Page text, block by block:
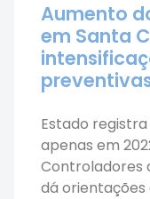
Aumento
em Santa
Estado
apenas em
Controladores
dá